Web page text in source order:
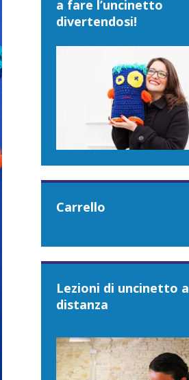
a fare l’uncinetto
divertendosi!
Carrello
Lezioni di uncinetto a
distanza